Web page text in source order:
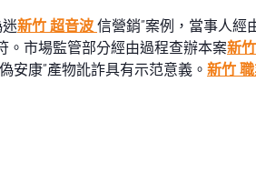
新竹 超音波 信營銷”案例，當事人經
。市場監管部分經由過程查辦本案新
安康”產物訛詐具有示范意義。 新竹